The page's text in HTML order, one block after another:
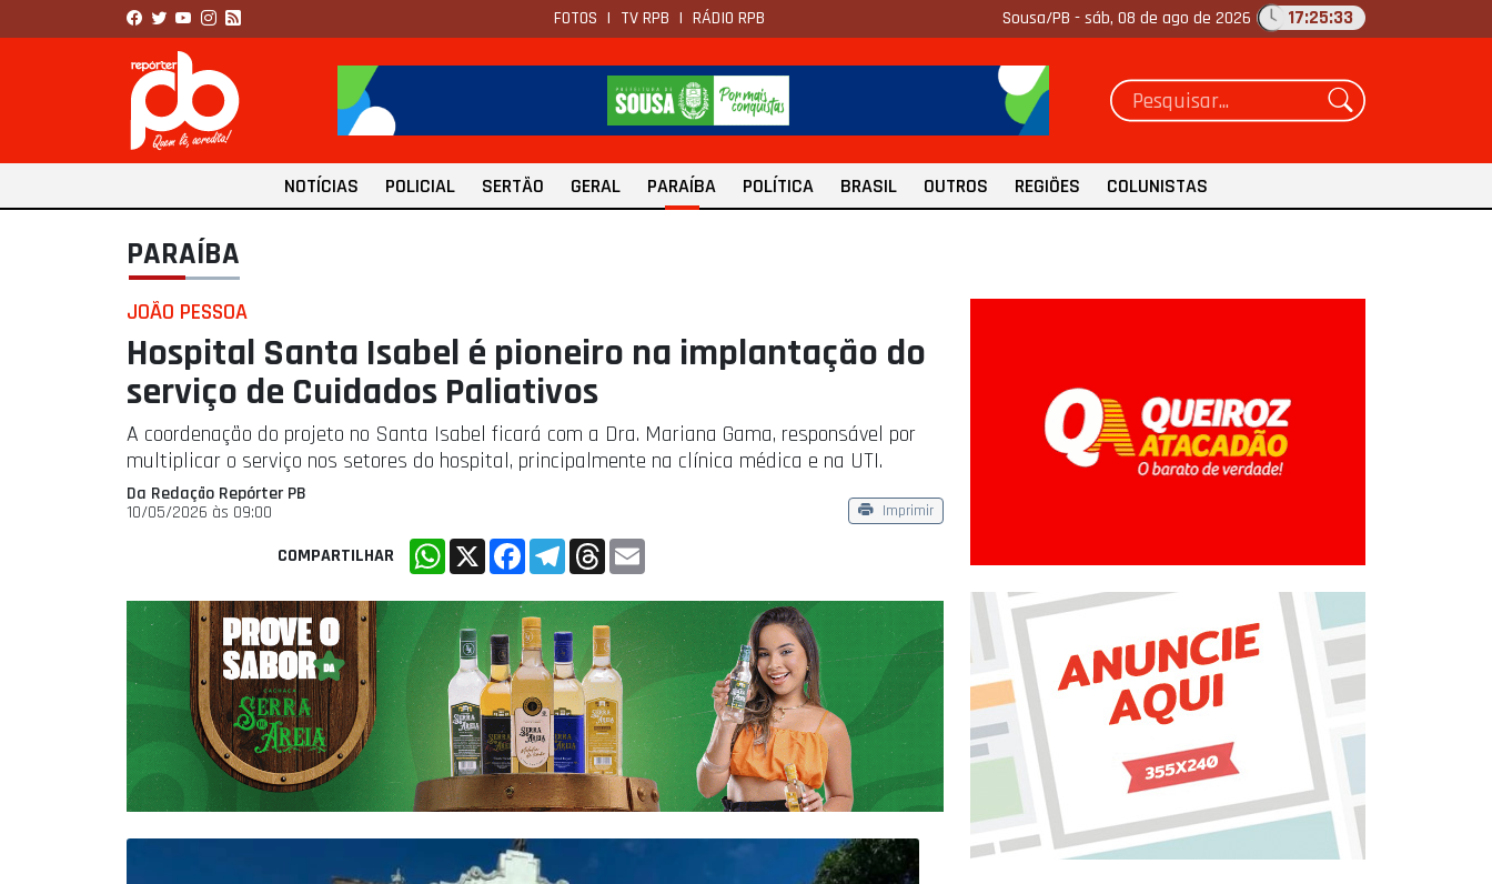
FOTOS | TV RPB | RÁDIO RPB Sousa/PB -sáb, 08 de ago de 2026 17:25:34
NOTÍCIAS POLICIAL SERTÃO GERAL PARAÍBA POLÍTICA BRASIL OUTROS REGIÕES COLUNISTAS
PARAÍBA
JOÃO PESSOA
Hospital Santa Isabel é pioneiro na implantação do
serviço de Cuidados Paliativos
A coordenação do projeto no Santa Isabel ficará com a Dra. Mariana Gama, responsável por
multiplicar o serviço nos setores do hospital, principalmente na clínica médica e na UTI.
Da Redação Repórter PB
10/05/2026 às 09:00
Imprimir
COMPARTILHAR WhatsApp
X FacebookTelegramThreads